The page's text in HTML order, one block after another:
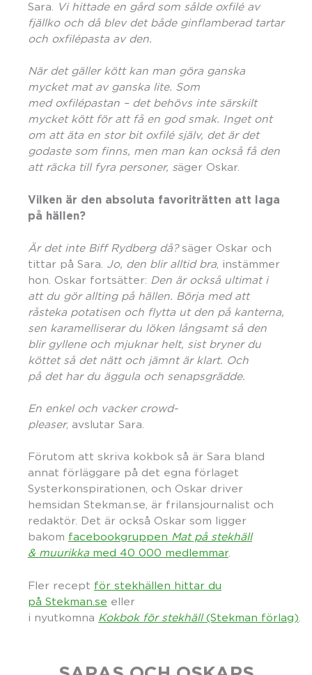
Sara.
Vi hittade en gård som sålde oxfilé av
fjällko och då blev det både ginflamberad tartar
och oxfilépasta av den.
När det gäller kött kan man göra ganska
mycket mat av ganska lite. Som
med oxfilépastan – det behövs inte särskilt
mycket kött för att få en god smak. Inget ont
om att äta en stor bit oxfilé själv, det är det
godaste som finns, men man kan också få den
att räcka till fyra personer, säger Oskar.
Vilken är den absoluta favoriträtten att laga
på hällen?
Är det inte Biff Rydberg då?säger Oskar och
tittar på Sara. Jo, den blir alltid bra , instämmer
hon. Oskar fortsätter: Den är också ultimat i
att du gör allting på hällen. Börja med att
råsteka potatisen och flytta ut den på kanterna,
sen karamelliserar du löken långsamt så den
blir gyllene och mjuknar helt, sist bryner du
köttet så det nätt och jämnt är klart. Och
på det har du äggula och senapsgrädde.
En enkel och vacker crowd-
pleaser, avslutar Sara.
Förutom att skriva kokbok så är Sara bland
annat förläggare på det egna förlaget
Systerkonspirationen, och Oskar driver
hemsidan Stekman.se, är frilansjournalist och
redaktör. Det är också Oskar som ligger
bakom facebookgruppen Mat på stekhäll
& muurikka med 40 000 medlemmar.
Fler recept för stekhällen hittar du
på Stekman.se eller
i nyutkomna Kokbok för stekhäll(Stekman förlag)